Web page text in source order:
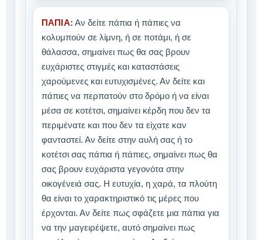
ΠΑΠΙΑ: Αν δείτε πάπια ή πάπιες να
κολυμπούν σε λίμνη, ή σε ποτάμι, ή σε
θάλασσα, σημαίνει πως θα σας βρουν
ευχάριστες στιγμές και καταστάσεις
χαρούμενες και ευτυχισμένες. Αν δείτε και
πάπιες να περπατούν στο δρόμο ή να είναι
μέσα σε κοτέτσι, σημαίνει κέρδη που δεν τα
περιμένατε και που δεν τα είχατε καν
φανταστεί. Αν δείτε στην αυλή σας ή το
κοτέτσι σας πάπια ή πάπιες, σημαίνει πως θα
σας βρουν ευχάριστα γεγονότα στην
οικογένειά σας. Η ευτυχία, η χαρά, τα πλούτη
θα είναι το χαρακτηριστικό τις μέρες που
έρχονται. Αν δείτε πως σφάζετε μια πάπια για
να την μαγειρέψετε, αυτό σημαίνει πως